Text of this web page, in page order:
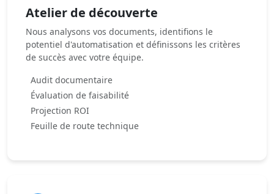
Atelier de découverte
Nous analysons vos documents, identifions le
potentiel d'automatisation et définissons les critères
de succès avec votre équipe.
Audit documentaire
Évaluation de faisabilité
Projection ROI
Feuille de route technique